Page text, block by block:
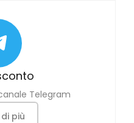
Telegram
più